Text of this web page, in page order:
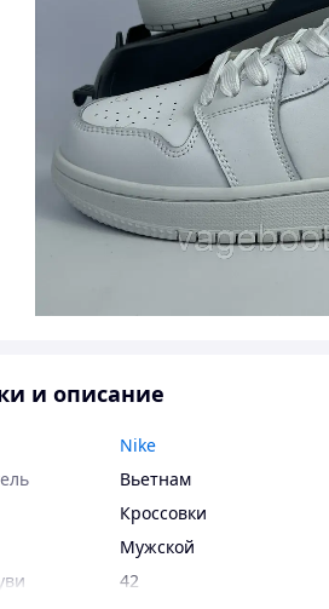
и описание
Nike
Вьетнам
Кроссовки
Мужской
42